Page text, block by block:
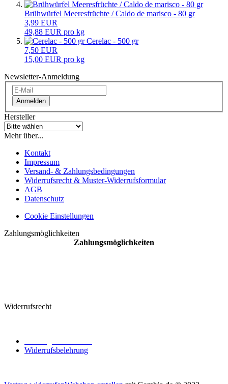
Brühwürfel Meeresfrüchte / Caldo de marisco - 80 gr
3,99 EUR
49,88 EUR pro kg
Cerelac - 500 gr
7,50 EUR
15,00 EUR pro kg
Newsletter-Anmeldung
Anmelden
Hersteller
Mehr über...
Kontakt
Impressum
Versand- & Zahlungsbedingungen
Widerrufsrecht & Muster-Widerrufsformular
AGB
Datenschutz
Cookie Einstellungen
Zahlungsmöglichkeiten
Zahlungsmöglichkeiten
Widerrufsrecht
Widerrufsbelehrung